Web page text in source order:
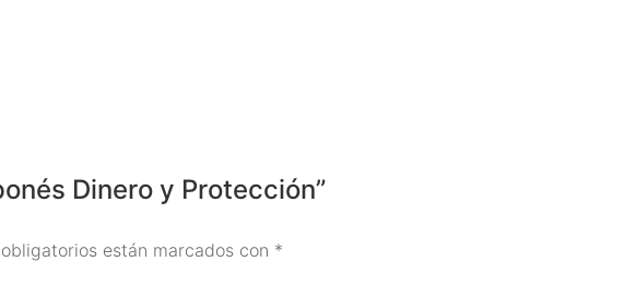
Dinero y Protección”
están marcados con *